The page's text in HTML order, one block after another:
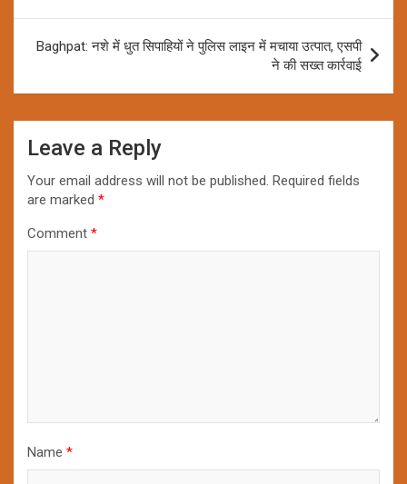
Baghpat: नशे में धुत सिपाहियों ने पुलिस लाइन में मचाया उत्पात, एसपी
ने की सख्त कार्रवाई
Leave a Reply
Your email address will not be published. Required fields
are marked *
Comment *
Name *